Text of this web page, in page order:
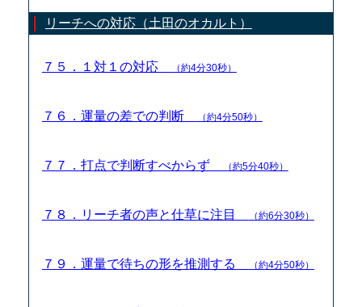
リーチへの対応（土田のオカルト）
７５．１対１の対応 （約4分30秒）
７６．運量の差での判断 （約4分50秒）
７７．打点で判断すべからず （約5分40秒）
７８．リーチ者の声と仕草に注目 （約6分30秒）
７９．運量で待ちの形を推測する （約4分50秒）